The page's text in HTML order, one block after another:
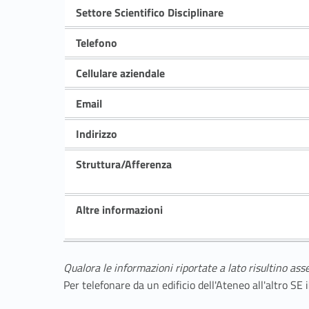
Settore Scientifico Disciplinare
Telefono
Cellulare aziendale
Email
Indirizzo
Struttura/Afferenza
Altre informazioni
Qualora le informazioni riportate a lato risultino
Per telefonare da un edificio dell'Ateneo all'altro